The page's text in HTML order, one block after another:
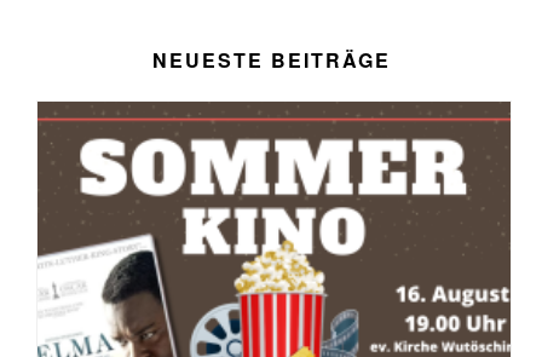
NEUESTE BEITRÄGE